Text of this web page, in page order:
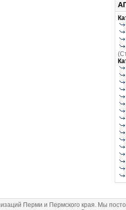
Перми и Пермского края. Мы